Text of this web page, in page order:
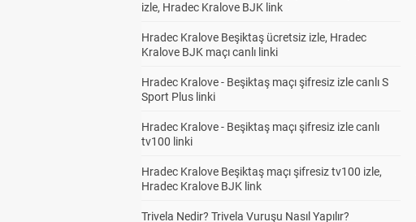
izle, Hradec Kralove BJK link
Hradec Kralove Beşiktaş ücretsiz izle, Hradec
Kralove BJK maçı canlı linki
Hradec Kralove - Beşiktaş maçı şifresiz izle canlı S
Sport Plus linki
Hradec Kralove - Beşiktaş maçı şifresiz izle canlı
tv100 linki
Hradec Kralove Beşiktaş maçı şifresiz tv100 izle,
Hradec Kralove BJK link
Trivela Nedir? Trivela Vuruşu Nasıl Yapılır?